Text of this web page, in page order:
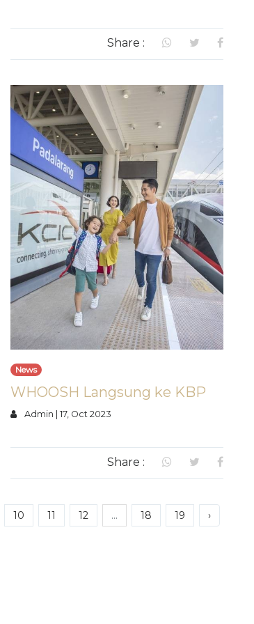
Share :
News
WHOOSH Langsung ke KBP
Admin 17, Oct 2023
Share :
10 11 12 ... 18 19 ›